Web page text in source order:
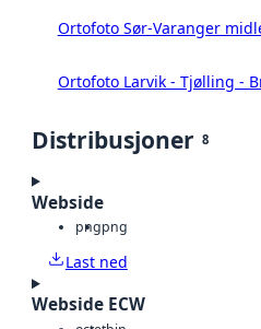
Ortofoto Sør-Varanger
Ortofoto Larvik - Tjølling -
Distribusjoner 8
Webside
pngpng
Last ned
Webside ECW